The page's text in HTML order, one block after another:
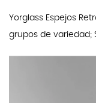
Yorglass Espejos
grupos de variedad;